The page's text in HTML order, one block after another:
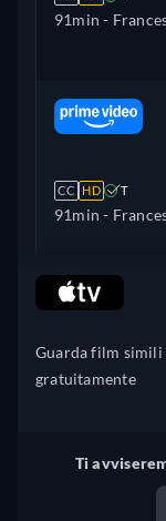
91min -
CC HD T
91min -
Francia
Guarda film simili
gratuitamente
Ti